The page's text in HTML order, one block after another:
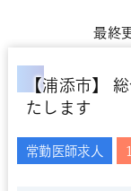
【浦添市】
たします
最終
常勤医師求人